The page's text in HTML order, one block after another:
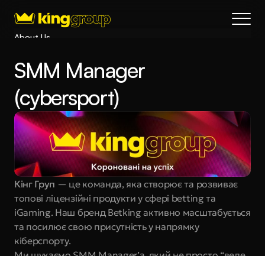
About Us
Services
Process
Coming Soon
King Interns
Legal
404
Book a call
SMM Manager
(cybersport)
Кінг Груп — це команда, яка створює та розвиває
топові ліцензійні продукти у сфері betting та
iGaming. Наш бренд Betking активно масштабується
та посилює свою присутність у напрямку
кіберспорту.